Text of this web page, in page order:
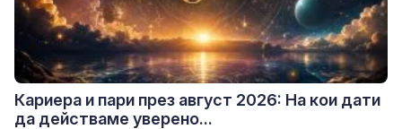
Кариера и пари през август 2026: На кои дати
да действаме уверено...